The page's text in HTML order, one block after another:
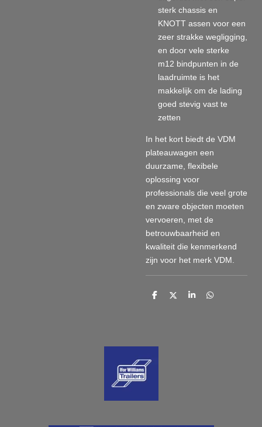
sterk chassis en
KNOTT assen voor een
zeer strakke wegligging,
en door vele sterke
m12 bindpunten in de
laadruimte is het
makkelijk om de lading
goed stevig vast te
zetten
In het kort biedt de VDM
plateauwagen een
duurzame, flexibele
oplossing voor
professionals die veel grote
en zware objecten moeten
vervoeren, met de
betrouwbaarheid en
kwaliteit die kenmerkend
zijn voor het merk VDM.
D
D
S
D